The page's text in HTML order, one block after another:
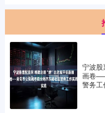
宁波股
画卷
警务工